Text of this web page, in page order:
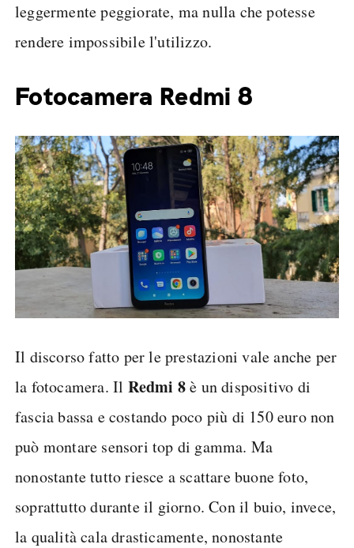
leggermente peggiorate, ma nulla che potesse
rendere impossibile l'utilizzo.
Fotocamera Redmi 8
Il discorso fatto per le prestazioni vale anche per
la fotocamera. Il Redmi 8è un dispositivo di
fascia bassa e costando poco più di 150 euro non
può montare sensori top di gamma. Ma
nonostante tutto riesce a scattare buone foto,
soprattutto durante il giorno. Con il buio, invece,
la qualità cala drasticamente, nonostante